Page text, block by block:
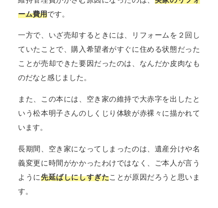
ーム費用です。
一方で、いざ売却するときには、リフォームを２回し
ていたことで、購入希望者がすぐに住める状態だった
ことが売却できた要因だったのは、なんだか皮肉なも
のだなと感じました。
また、この本には、空き家の維持で大赤字を出したと
いう松本明子さんのしくじり体験が赤裸々に描かれて
います。
長期間、空き家になってしまったのは、遺産分けや名
義変更に時間がかかったわけではなく、ご本人が言う
ように先延ばしにしすぎたことが原因だろうと思いま
す。